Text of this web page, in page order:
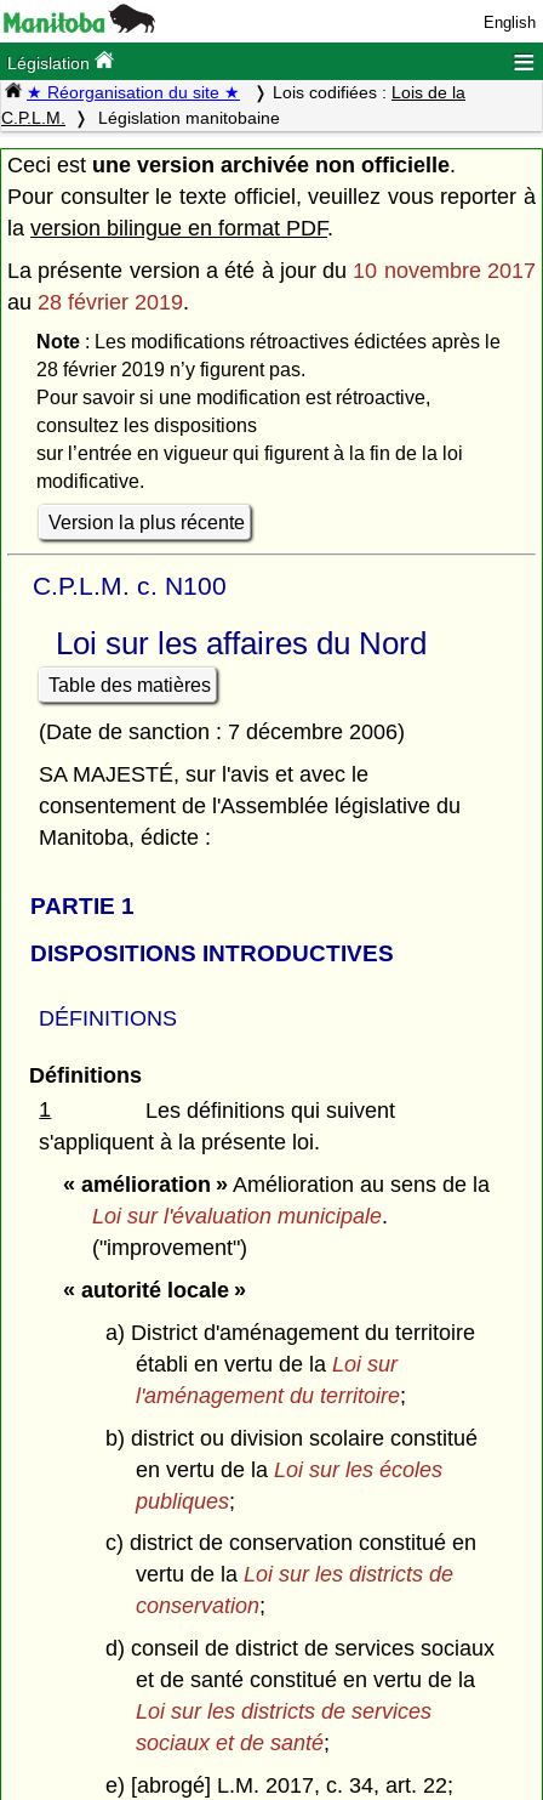
English
Législation ≡
★ Réorganisation du site ★ Lois codifiées : Lois de la
C.P.L.M.
Législation manitobaine
Ceci est une version archivée non officielle.
Pour consulter le texte officiel, veuillez vous reporter à
la version bilingue en format PDF.
La présente version a été à jour du 10 novembre 2017
au 28 février 2019.
Note: Les modifications rétroactives édictées après le
28 février 2019 n’y figurent pas.
Pour savoir si une modification est rétroactive,
consultez les dispositions
sur l’entrée en vigueur qui figurent à la fin de la loi
modificative.
Version la plus récente
C.P.L.M. c. N100
Loi sur les affaires du Nord
Table des matières
(Date de sanction : 7 décembre 2006)
SA MAJESTÉ, sur l'avis et avec le
consentement de l'Assemblée législative du
Manitoba, édicte :
PARTIE 1
DISPOSITIONS INTRODUCTIVES
DÉFINITIONS
Définitions
1
Les définitions qui suivent
s'appliquent à la présente loi.
« amélioration »Amélioration au sens de la
Loi sur l'évaluation municipale.
("improvement")
« autorité locale »
a) District d'aménagement du territoire
établi en vertu de la Loi sur
l'aménagement du territoire;
b) district ou division scolaire constitué
en vertu de la Loi sur les écoles
publiques;
c) district de conservation constitué en
vertu de laLoi sur les districts de
conservation;
d) conseil de district de services sociaux
et de santé constitué en vertu de la
Loi sur les districts de services
sociaux et de santé;
e) [abrogé] L.M. 2017, c. 34, art. 22;